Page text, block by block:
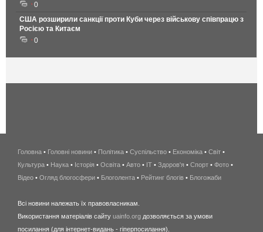
0
США розширили санкції проти Куби через військову співпрацю з
Росією та Китаєм
0
беспроводной
интернет
киев
wimax
Головна • Головні новини • Політика • Суспільство • Економіка • Світ •
Культура • Наука • Історія • Освіта • Авто • IT • Здоров'я • Спорт • Фото •
Відео • Огляд блогосфери • Блоголента • Рейтинг блогів • Блогожаби
Всі новини належать їх правовласникам.
Використання матеріалів сайту uainfo.org дозволяється за умови
посилання (для інтернет-видань - гіперпосилання).